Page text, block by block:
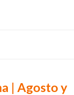
| Agosto y